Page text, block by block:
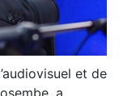
et de